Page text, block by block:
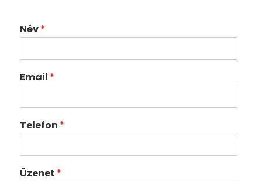
Név*
Email *
Telefon *
Üzenet *